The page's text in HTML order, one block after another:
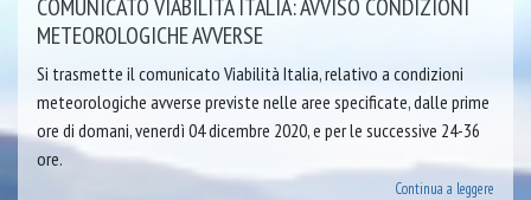
COMUNICATO VIABILITÀ ITALIA: AVVISO CONDIZIONI
METEOROLOGICHE AVVERSE
Si trasmette il comunicato Viabilità Italia, relativo a condizioni
meteorologiche avverse previste nelle aree specificate, dalle prime
ore di domani, venerdì 04 dicembre 2020, e per le successive 24-36
ore.
Continua a leggere